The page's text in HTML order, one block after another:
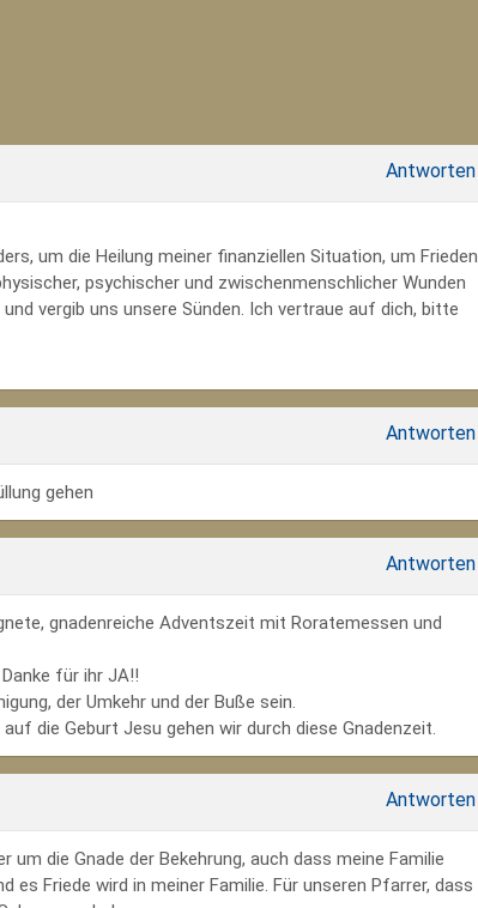
Antworten
um die Heilung meiner finanziellen Situation, um Frieden
psychischer und zwischenmenschlicher Wunden
vergib uns unsere Sünden. Ich vertraue auf dich, bitte
Antworten
gehen
Antworten
gnadenreiche Adventszeit mit Roratemessen und
für ihr JA!!
der Umkehr und der Buße sein.
die Geburt Jesu gehen wir durch diese Gnadenzeit.
Antworten
die Gnade der Bekehrung, auch dass meine Familie
es Friede wird in meiner Familie. Für unseren Pfarrer, dass